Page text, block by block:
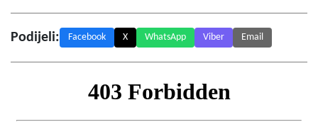
Podijeli: Facebook X WhatsApp Viber Email